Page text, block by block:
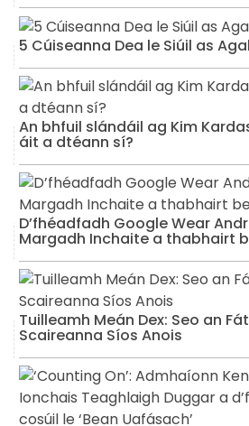
5 Cúiseanna Dea le Siúil as
An bhfuil slándáil ag Kim
áit a dtéann sí?
D’fhéadfadh Google Wear
Margadh Inchaite a thabhairt
Tuilleamh Meán Dex: Seo an
Scaireanna Síos Anois